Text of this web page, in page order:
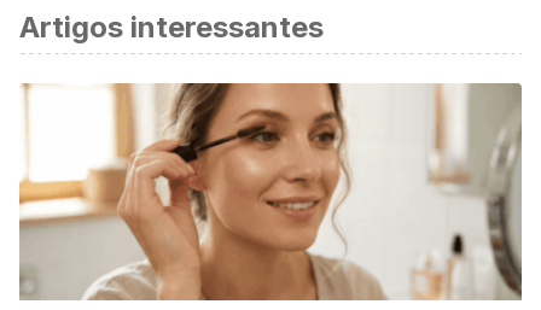
cientificamente.
Enebro común (Juniperus communis). Guía de cuidados.
Picture This.
https://www.picturethisai.com/es/care/
Enebro. Juniperus communis L. IQB. Medciclopedia.
https://www.minsal.cl/portal/url/item/
Gómez Paso A, Paül V. Taxonomía, corología y dinámica
del matorral de enebro rastrero en dos localidades
extremas: los macizos de Trevinca (Galicia/León) y del
Artigos interessantes